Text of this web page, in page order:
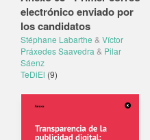
electrónico enviado por
los candidatos
Stéphane Labarthe & Víctor
Práxedes Saavedra & Pilar
Sáenz
TeDiEl (9)